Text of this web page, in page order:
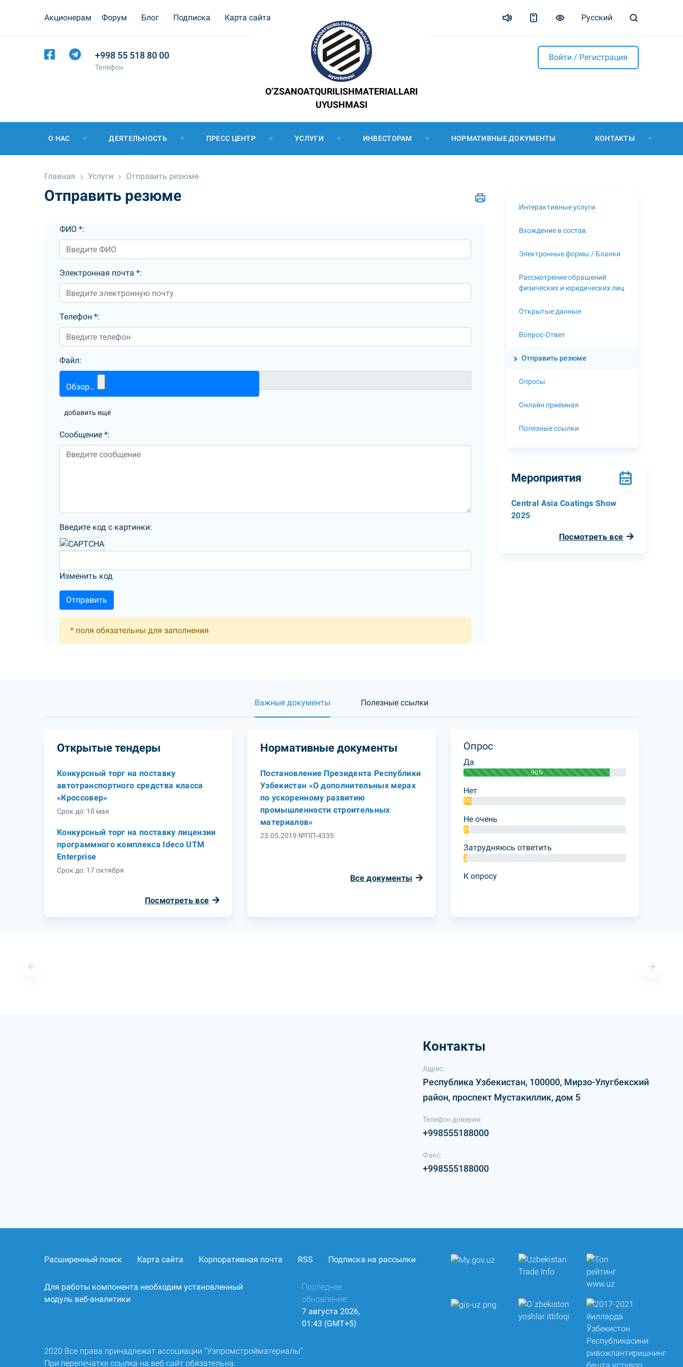
Акционерам Форум Блог Подписка Карта сайта Русский
+998 55 518 80 00
Телефон
Войти / Регистрация
O’ZSANOATQURILISHMATERIALLARI
UYUSHMASI
О НАС ДЕЯТЕЛЬНОСТЬ ПРЕСС ЦЕНТР УСЛУГИ ИНВЕСТОРАМ НОРМАТИВНЫЕ ДОКУМЕНТЫ КОНТАКТЫ
Главная Услуги Отправить резюме
Отправить резюме
ФИО *:
Электронная почта *:
Телефон *:
Файл:
Обзор…
добавить ещё
Сообщение *:
Введите код с картинки:
Изменить код
* поля обязательны для заполнения
Интерактивные услуги
Вхождение в состав
Электронные формы / Бланки
Рассмотрение обращений
физических и юридических лиц
Открытые данные
Вопрос-Ответ
Отправить резюме
Опросы
Онлайн приёмная
Полезные ссылки
Мероприятия
Central Asia Coatings Show
2025
Посмотреть все
Важные документы Полезные ссылки
Открытые тендеры
Конкурсный торг на поставку
автотранспортного средства класса
«Кроссовер»
Срок до: 10 мая
Конкурсный торг на поставку лицензии
программного комплекса Ideco UTM
Enterprise
Срок до: 17 октября
Посмотреть все
Нормативные документы
Постановление Президента Республики
Узбекистан «О дополнительных мерах
по ускоренному развитию
промышленности строительных
материалов»
23.05.2019 №ПП-4335
Все документы
Опрос
Да
90%
Нет
5%
Не очень
3%
Затрудняюсь ответить
2%
К опросу
Контакты
Адрес:
Республика Узбекистан, 100000, Мирзо-Улугбекский
район, проспект Мустакиллик, дом 5
Телефон доверия:
+998555188000
Факс:
+998555188000
Расширенный поиск Карта сайта Корпоративная почта RSS Подписка на рассылки
Для работы компонента необходим установленный
модуль веб-аналитики
Последнее
обновление:
7 августа 2026,
01:43 (GMT+5)
2020 Все права принадлежат ассоциации “Узпромстройматериалы”.
При перепечатке ссылка на веб сайт обязательна.